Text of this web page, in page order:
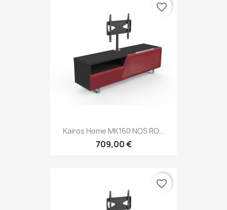
Kairos Home MK160 NOS RO...
709,00 €
favorite_border
favorite_border